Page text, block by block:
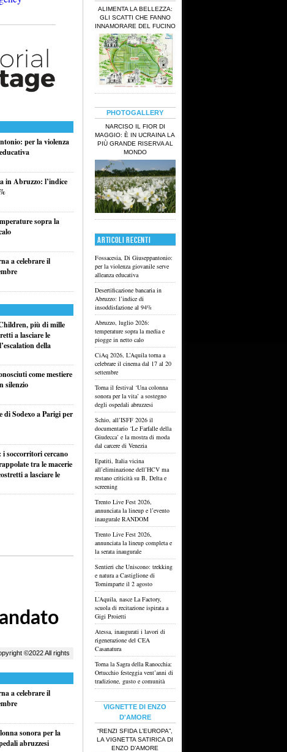
per la violenza
in Abruzzo: l’indice
sopra la
a celebrare il
più di mille
a lasciare le
della
come mestiere
silenzio
di Sodexo a Parigi per
i soccorritori cercano
tra le macerie
a lasciare le
a celebrare il
sonora per la
abruzzesi
ALIMENTA LA BELLEZZA:
GLI SCATTI CHE FANNO
INNAMORARE DEL FUCINO
PHOTOGALLERY
NARCISO IL FIOR DI
MAGGIO: È IN UCRAINA LA
PIÙ GRANDE RISERVA AL
MONDO
ARTICOLI RECENTI
Fossacesia, Di Giuseppantonio:
per la violenza giovanile serve
alleanza educativa
Desertificazione bancaria in
Abruzzo: l’indice di
insoddisfazione al 94%
Abruzzo, luglio 2026:
temperature sopra la media e
piogge in netto calo
CiAq 2026, L’Aquila torna a
celebrare il cinema dal 17 al 20
settembre
Torna il festival ‘Una colonna
sonora per la vita’ a sostegno
degli ospedali abruzzesi
Schio, all’ISFF 2026 il
documentario ‘Le Farfalle della
Giudecca’ e la mostra di moda
dal carcere di Venezia
Epatiti, Italia vicina
all’eliminazione dell’HCV ma
restano criticità su B, Delta e
screening
Trento Live Fest 2026,
annunciata la lineup e l’evento
inaugurale RANDOM
Trento Live Fest 2026,
annunciata la lineup completa e
la serata inaugurale
Sentieri che Uniscono: trekking
e natura a Castiglione di
Tornimparte il 2 agosto
L’Aquila, nasce La Factory,
scuola di recitazione ispirata a
Gigi Proietti
Atessa, inaugurati i lavori di
rigenerazione del CEA
Casanatura
Torna la Sagra della Ranocchia:
Ortucchio festeggia vent’anni di
tradizione, gusto e comunità
VIGNETTE DI ENZO
D'AMORE
“RENZI SFIDA L’EUROPA”,
LA VIGNETTA SATIRICA DI
ENZO D’AMORE